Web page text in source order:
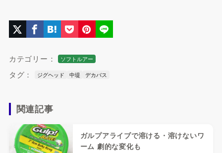
カテゴリー： ソフトルアー
タグ： ジグヘッド 中堤 デカバス
関連記事
ガルプアライブで溶ける・溶けないワ
ーム 劇的な変化も